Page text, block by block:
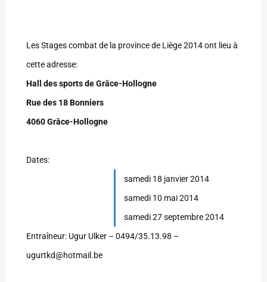
Les Stages combat de la province de Liège 2014 ont lieu à
cette adresse:
Hall des sports de Grâce-Hollogne
Rue des 18 Bonniers
4060 Grâce-Hollogne
Dates:
samedi 18 janvier 2014
samedi 10 mai 2014
samedi 27 septembre 2014
Entraîneur: Ugur Ulker – 0494/35.13.98 –
ugurtkd@hotmail.be